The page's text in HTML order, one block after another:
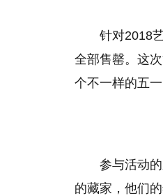
针对2018
全部售罄。这
个不一样的五一
参与活动
的藏家，他们